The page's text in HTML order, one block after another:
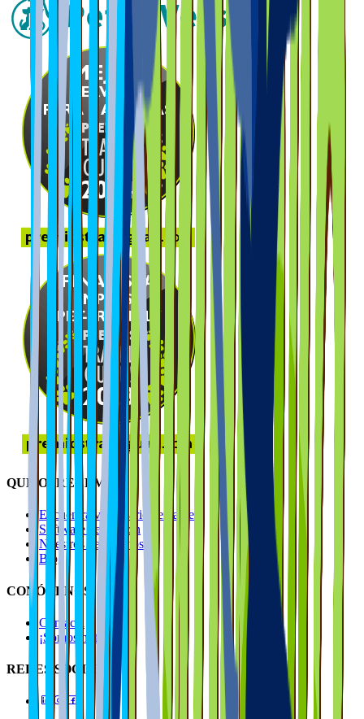
QUÉ OFRECEMOS
Encuentra veterinario cerca de ti
Software de gestión
Nuestros descuentos
Blog
CONÓCENOS
Contacta
¡Somos noticia!
REDES SOCIALES